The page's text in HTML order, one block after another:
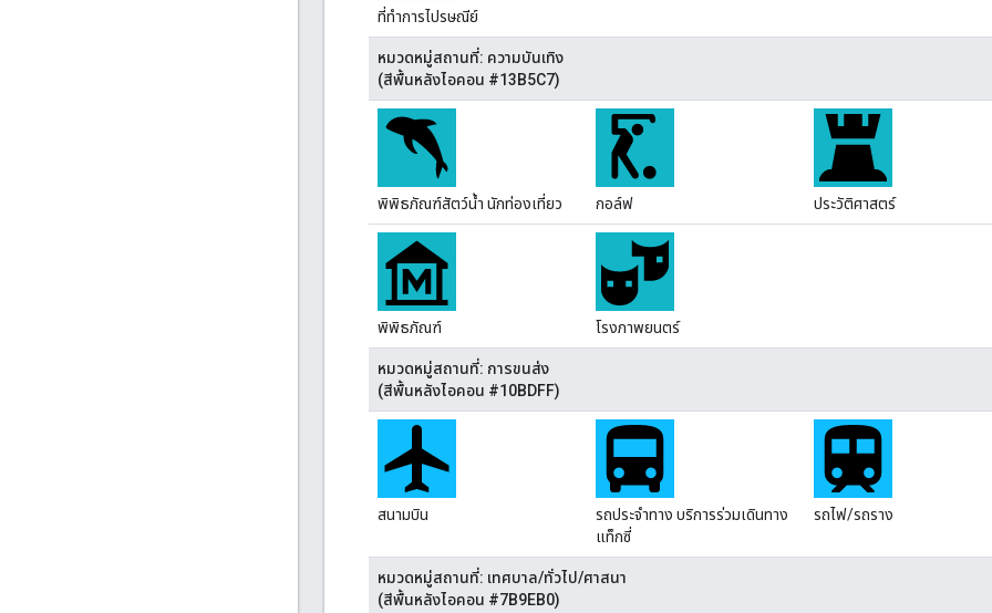
ที่ทำการไปรษณีย์
หมวดหมู่สถานที่: ความบันเทิง
(สีพื้นหลังไอคอน #13B5C7)
พิพิธภัณฑ์สัตว์น้ำ นักท่องเที่ยว กอล์ฟ ประวัติศาสตร์
พิพิธภัณฑ์ โรงภาพยนตร์
หมวดหมู่สถานที่: การขนส่ง
(สีพื้นหลังไอคอน #10BDFF)
สนามบิน
รถประจำทาง บริการร่วมเดินทาง
แท็กซี่
รถไฟ/รถราง
หมวดหมู่สถานที่: เทศบาล/ทั่วไป/ศาสนา
(สีพื้นหลังไอคอน #7B9EB0)